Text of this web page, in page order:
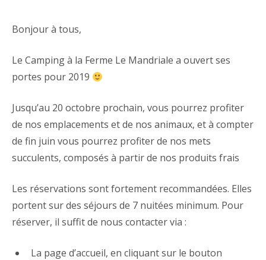
Bonjour à tous,
Le Camping à la Ferme Le Mandriale a ouvert ses
portes pour 2019
Jusqu’au 20 octobre prochain, vous pourrez profiter
de nos emplacements et de nos animaux, et à compter
de fin juin vous pourrez profiter de nos mets
succulents, composés à partir de nos produits frais
Les réservations sont fortement recommandées. Elles
portent sur des séjours de 7 nuitées minimum. Pour
réserver, il suffit de nous contacter via :
La page d’accueil, en cliquant sur le bouton